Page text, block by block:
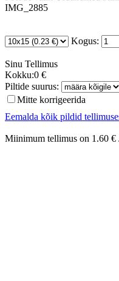
IMG_2885
Kogus:
Sinu Tellimus
Kokku:0 €
Piltide suurus:
Mitte korrigeerida
Eemalda kõik pildid
Miinimum tellimus on 1.60 €